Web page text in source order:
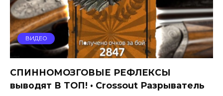
ВИДЕО
СПИННОМОЗГОВЫЕ РЕФЛЕКСЫ
выводят В ТОП! • Crossout Разрыватель